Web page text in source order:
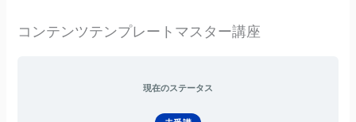
コンテンツテンプレートマスター講座
現在のステータス